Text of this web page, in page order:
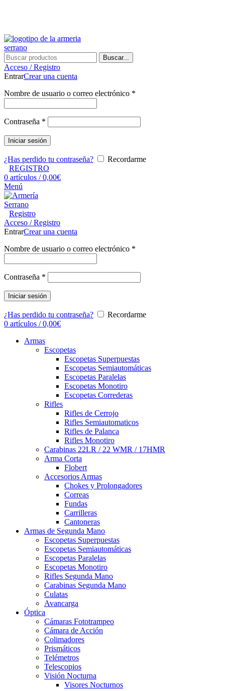
Buscar...
Acceso / Registro
EntrarCrear una cuenta
Nombre de usuario o correo electrónico *
Contraseña *
Iniciar sesión
¿Has perdido tu contraseña?
Recordarme
REGISTRO
0 artículos / 0,00€
Menú
Registro
Acceso / Registro
EntrarCrear una cuenta
Nombre de usuario o correo electrónico *
Contraseña *
Iniciar sesión
¿Has perdido tu contraseña?
Recordarme
0 artículos / 0,00€
Armas
Escopetas
Escopetas Superpuestas
Escopetas Semiautomáticas
Escopetas Paralelas
Escopetas Monotiro
Escopetas Correderas
Rifles
Rifles de Cerrojo
Rifles Semiautomaticos
Rifles de Palanca
Rifles Monotiro
Carabinas 22LR / 22 WMR / 17HMR
Arma Corta
Flobert
Accesorios Armas
Chokes y Prolongadores
Correas
Fundas
Carrilleras
Cantoneras
Armas de Segunda Mano
Escopetas Superpuestas
Escopetas Semiautomáticas
Escopetas Paralelas
Escopetas Monotiro
Rifles Segunda Mano
Carabinas Segunda Mano
Culatas
Avancarga
Óptica
Cámaras Fototrampeo
Cámara de Acción
Colimadores
Prismáticos
Telémetros
Telescopios
Visión Nocturna
Visores Nocturnos